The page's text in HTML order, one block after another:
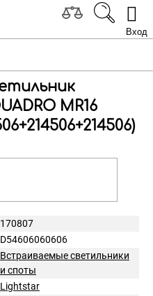
Вход
МR16
170807
D54606060606
Встраиваемые светильники
и споты
Lightstar